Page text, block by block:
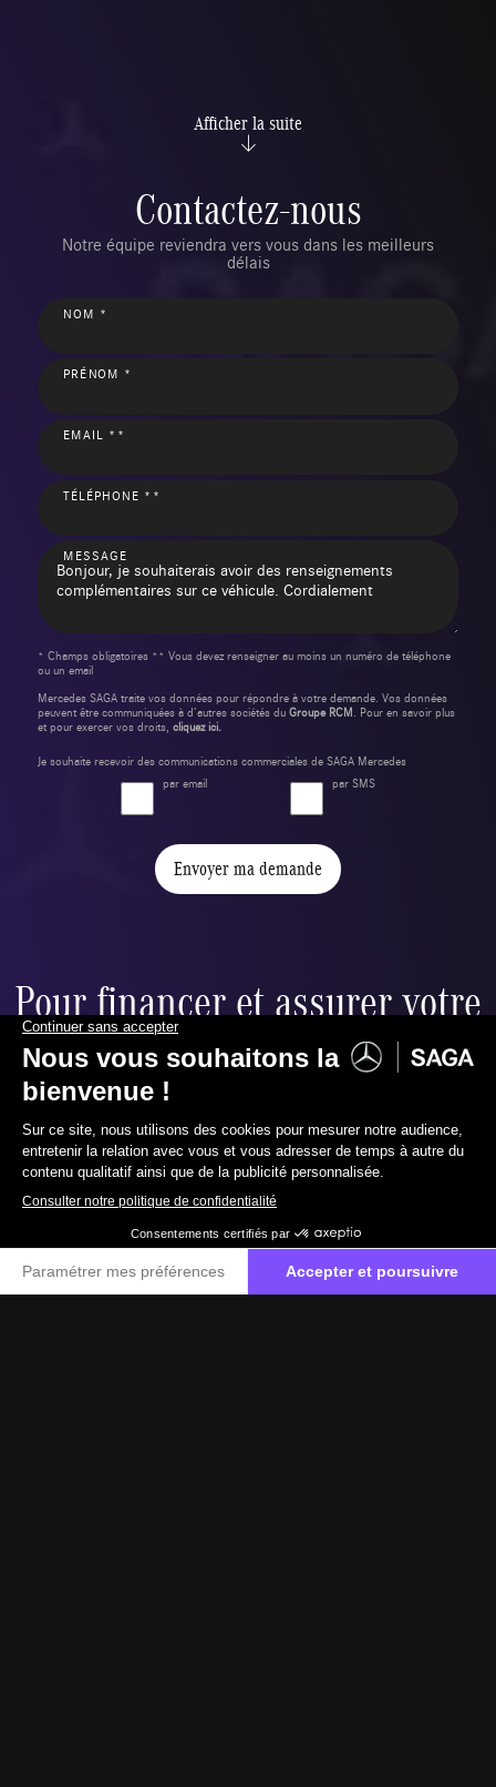
02 558 16 00
Afficher la suite
Contactez-nous
Notre équipe reviendra vers vous dans les meilleurs
délais
NOM *
PRÉNOM *
EMAIL **
TÉLÉPHONE **
MESSAGE
* Champs obligatoires ** Vous devez renseigner au moins un numéro de téléphone
ou un email
Mercedes SAGA traite vos données pour répondre à votre demande. Vos données
peuvent être communiquées à d’autres sociétés du Groupe RCM. Pour en savoir plus
et pour exercer vos droits, cliquez ici.
Je souhaite recevoir des communications commerciales de SAGA Mercedes
par email
par SMS
Envoyer ma demande
Pour financer et assurer votre
nouvelle voiture,
nous vous proposons :
Financement ballon
résiduelle